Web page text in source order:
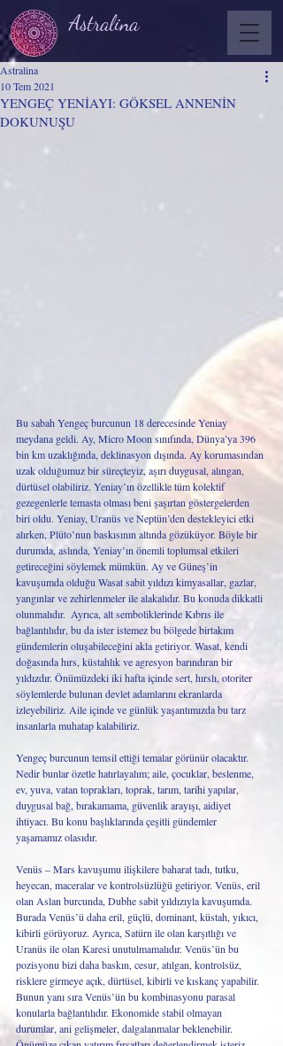
Astralina
YENGEÇ YENİAYI: GÖKSEL ANNENİN
DOKUNUŞU
Astralina
10 Tem 2021
Bu sabah Yengeç burcunun 18 derecesinde Yeniay
meydana geldi. Ay, Micro Moon sınıfında, Dünya’ya 396
bin km uzaklığında, deklinasyon dışında. Ay korumasından
uzak olduğumuz bir süreçteyiz, aşırı duygusal, alıngan,
dürtüsel olabiliriz. Yeniay’ın özellikle tüm kolektif
gezegenlerle temasta olması beni şaşırtan göstergelerden
biri oldu. Yeniay, Uranüs ve Neptün’den destekleyici etki
alırken, Plüto’nun baskısının altında gözüküyor. Böyle bir
durumda, aslında, Yeniay’ın önemli toplumsal etkileri
getireceğini söylemek mümkün. Ay ve Güneş’in
kavuşumda olduğu Wasat sabit yıldızı kimyasallar, gazlar,
yangınlar ve zehirlenmeler ile alakalıdır. Bu konuda dikkatli
olunmalıdır.  Ayrıca, alt semboliklerinde Kıbrıs ile
bağlantılıdır, bu da ister istemez bu bölgede birtakım
gündemlerin oluşabileceğini akla getiriyor. Wasat, kendi
doğasında hırs, küstahlık ve agresyon barındıran bir
yıldızdır. Önümüzdeki iki hafta içinde sert, hırslı, otoriter
söylemlerde bulunan devlet adamlarını ekranlarda
izleyebiliriz. Aile içinde ve günlük yaşantımızda bu tarz
insanlarla muhatap kalabiliriz.
Yengeç burcunun temsil ettiği temalar görünür olacaktır.
Nedir bunlar özetle hatırlayalım; aile, çocuklar, beslenme,
ev, yuva, vatan toprakları, toprak, tarım, tarihi yapılar,
duygusal bağ, bırakamama, güvenlik arayışı, aidiyet
ihtiyacı. Bu konu başlıklarında çeşitli gündemler
yaşamamız olasıdır.
Venüs – Mars kavuşumu ilişkilere baharat tadı, tutku,
heyecan, maceralar ve kontrolsüzlüğü getiriyor. Venüs, eril
olan Aslan burcunda, Dubhe sabit yıldızıyla kavuşumda.
Burada Venüs’ü daha eril, güçlü, dominant, küstah, yıkıcı,
kibirli görüyoruz. Ayrıca, Satürn ile olan karşıtlığı ve
Uranüs ile olan Karesi unutulmamalıdır. Venüs’ün bu
pozisyonu bizi daha baskın, cesur, atılgan, kontrolsüz,
risklere girmeye açık, dürtüsel, kibirli ve kıskanç yapabilir.
Bunun yanı sıra Venüs’ün bu kombinasyonu parasal
konularla bağlantılıdır. Ekonomide stabil olmayan
durumlar, ani gelişmeler, dalgalanmalar beklenebilir.